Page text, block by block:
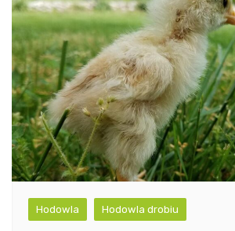
Hodowla Hodowla drobiu